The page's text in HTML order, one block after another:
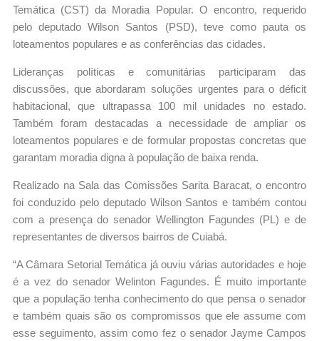
Temática (CST) da Moradia Popular. O encontro, requerido
pelo deputado Wilson Santos (PSD), teve como pauta os
loteamentos populares e as conferências das cidades.
Lideranças políticas e comunitárias participaram das
discussões, que abordaram soluções urgentes para o déficit
habitacional, que ultrapassa 100 mil unidades no estado.
Também foram destacadas a necessidade de ampliar os
loteamentos populares e de formular propostas concretas que
garantam moradia digna à população de baixa renda.
Realizado na Sala das Comissões Sarita Baracat, o encontro
foi conduzido pelo deputado Wilson Santos e também contou
com a presença do senador Wellington Fagundes (PL) e de
representantes de diversos bairros de Cuiabá.
“A Câmara Setorial Temática já ouviu várias autoridades e hoje
é a vez do senador Welinton Fagundes. É muito importante
que a população tenha conhecimento do que pensa o senador
e também quais são os compromissos que ele assume com
esse seguimento, assim como fez o senador Jayme Campos